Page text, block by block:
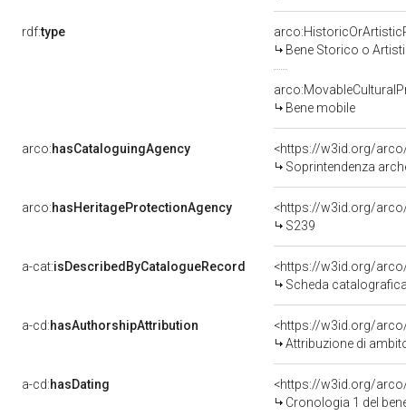
rdf:type
Bene Storico o
Bene mobile
arco:hasCataloguingAgency
<https://w3id.org/
Soprintendenza
arco:hasHeritageProtectionAgency
<https://w3id.org/
S239
a-cat:isDescribedByCatalogueRecord
<https://w3id.org/
Scheda
a-cd:hasAuthorshipAttribution
<https://w3id.org/
Attribuzione di
a-cd:hasDating
<https://w3id.org/
Cronologia 1 del